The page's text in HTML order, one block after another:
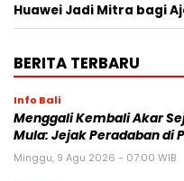
Huawei Jadi Mitra bagi
BERITA TERBARU
Info Bali
Menggali Kembali Akar
Mula: Jejak Peradaban di
Minggu, 9 Agu 2026 - 07:00 WIB